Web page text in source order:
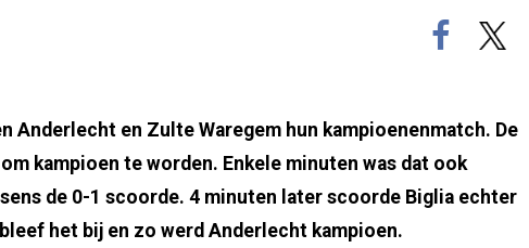
Anderlecht en Zulte Waregem hun kampioenenmatch. De
kampioen te worden. Enkele minuten was dat ook
de 0-1 scoorde. 4 minuten later scoorde Biglia echter
het bij en zo werd Anderlecht kampioen.